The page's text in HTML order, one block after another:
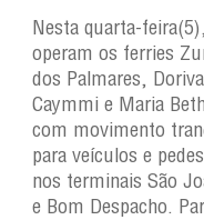
Nesta quarta-
operam os ferries
dos Palmares,
Caymmi e Maria
com movimento
para veículos e
nos terminais São
e Bom Despacho.